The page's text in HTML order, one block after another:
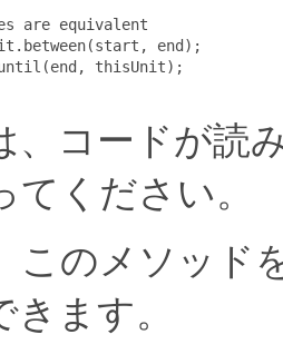
are equivalent
end);
thisUnit);
、コードが読
ください。
このメソッド
ます。